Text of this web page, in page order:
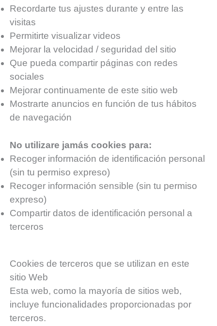
Recordarte tus ajustes durante y entre las
visitas
Permitirte visualizar videos
Mejorar la velocidad / seguridad del sitio
Que pueda compartir páginas con redes
sociales
Mejorar continuamente de este sitio web
Mostrarte anuncios en función de tus hábitos
de navegación
No utilizare jamás cookies para:
Recoger información de identificación personal
(sin tu permiso expreso)
Recoger información sensible (sin tu permiso
expreso)
Compartir datos de identificación personal a
terceros
Cookies de terceros que se utilizan en este
sitio Web
Esta web, como la mayoría de sitios web,
incluye funcionalidades proporcionadas por
terceros.